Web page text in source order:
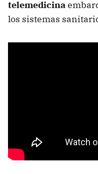
telemedicina
los sistemas